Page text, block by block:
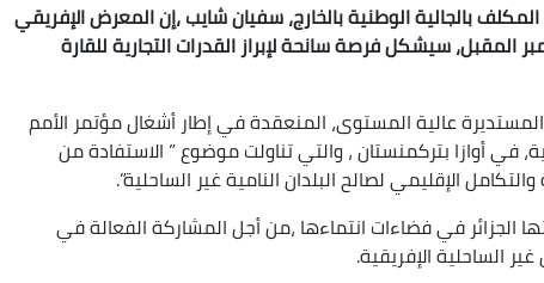
بالجالية الوطنية بالخارج، سفيان شايب ،إن المعرض الإفريقي
المقبل، سيشكل فرصة سانحة لإبراز القدرات التجارية للقارة
عالية المستوى، المنعقدة في إطار أشغال مؤتمر الأمم
في أوازا بتركمنستان ، والتي تناولت موضوع ” الاستفادة من
الإقليمي لصالح البلدان النامية غير الساحلية”.
الجزائر في فضاءات انتماءها ،من أجل المشاركة الفعالة في
الساحلية الإفريقية.